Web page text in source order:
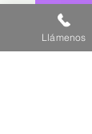
Llámenos